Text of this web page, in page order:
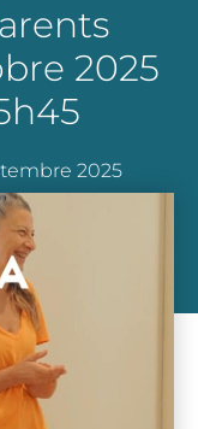
2025
2025